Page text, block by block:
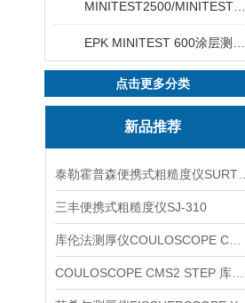
点击更多分类
新品推荐
三丰便携式粗糙度仪SJ-310